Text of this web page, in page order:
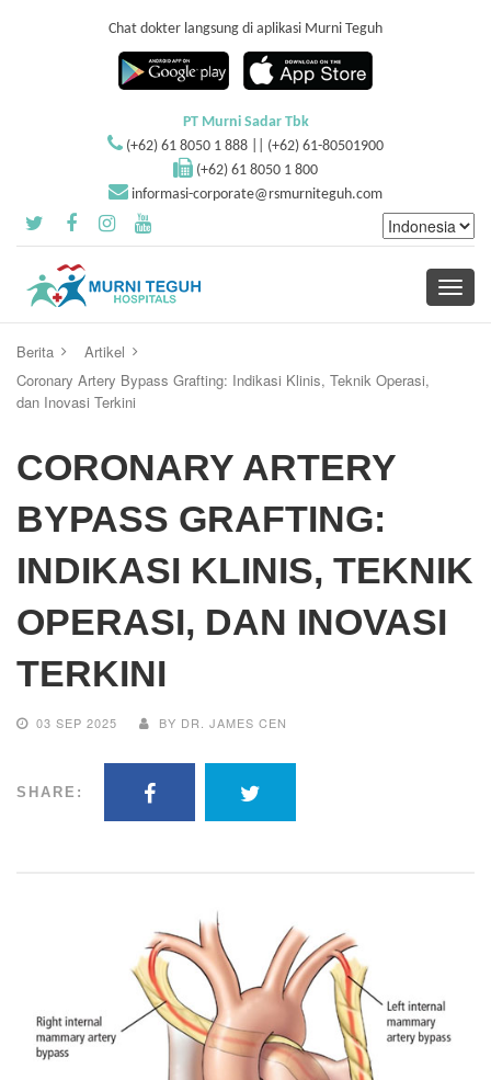
Chat dokter langsung di aplikasi Murni Teguh
PT Murni Sadar Tbk
(+62) 61 8050 1 888 || (+62) 61-80501900
(+62) 61 8050 1 800
informasi-corporate@rsmurniteguh.com
Toggle
Berita
Artikel
Coronary Artery Bypass Grafting: Indikasi Klinis, Teknik Operasi,
dan Inovasi Terkini
CORONARY ARTERY
BYPASS GRAFTING:
INDIKASI KLINIS, TEKNIK
OPERASI, DAN INOVASI
TERKINI
03 SEP 2025 BY DR. JAMES CEN
SHARE: